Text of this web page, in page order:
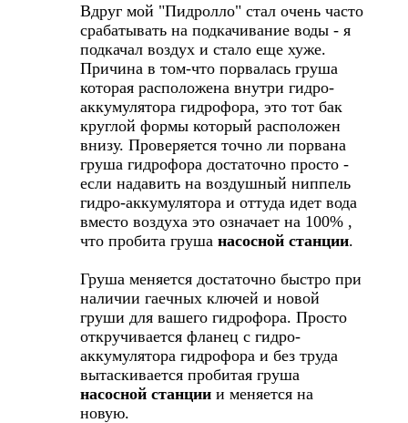
Вдруг мой "Пидролло" стал очень часто
срабатывать на подкачивание воды - я
подкачал воздух и стало еще хуже.
Причина в том-что порвалась груша
которая расположена внутри гидро-
аккумулятора гидрофора, это тот бак
круглой формы который расположен
внизу. Проверяется точно ли порвана
груша гидрофора достаточно просто -
если надавить на воздушный ниппель
гидро-аккумулятора и оттуда идет вода
вместо воздуха это означает на 100% ,
что пробита груша насосной станции.
Груша меняется достаточно быстро при
наличии гаечных ключей и новой
груши для вашего гидрофора. Просто
откручивается фланец с гидро-
аккумулятора гидрофора и без труда
вытаскивается пробитая груша
насосной станции и меняется на
новую.